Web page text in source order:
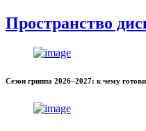
Пространство
Сезон гриппа 2026–2027: к чему